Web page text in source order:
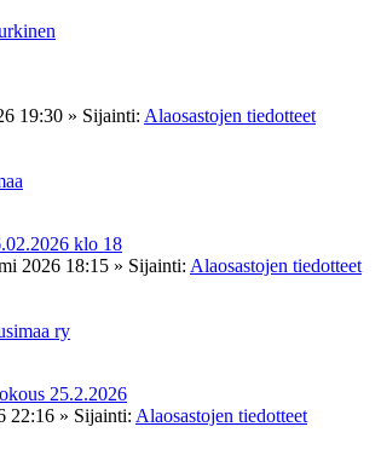
19:30 » Sijainti: Alaosastojen tiedotteet
klo 18
2026 18:15 » Sijainti: Alaosastojen tiedotteet
ry
25.2.2026
22:16 » Sijainti: Alaosastojen tiedotteet